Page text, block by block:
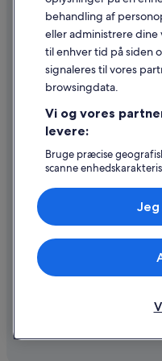
Retningslinjer for indhold og
Hjælp
Kontakt os
Ændr eller afbestil din
Forløb og behandlingstider for
Book en flyrejse med et
Internationale
Expedia, Inc. er ikke
© 2026 Expedia, Inc. – en del
forbeholdes. Expedia og
behandling af
eller administrere dine
til enhver tid på siden
signaleres til vores
browsingdata.
Vi og vores
levere:
Bruge præcise
scanne
annoncering og
indholdsmåling,
tjenester.
Liste over partnere